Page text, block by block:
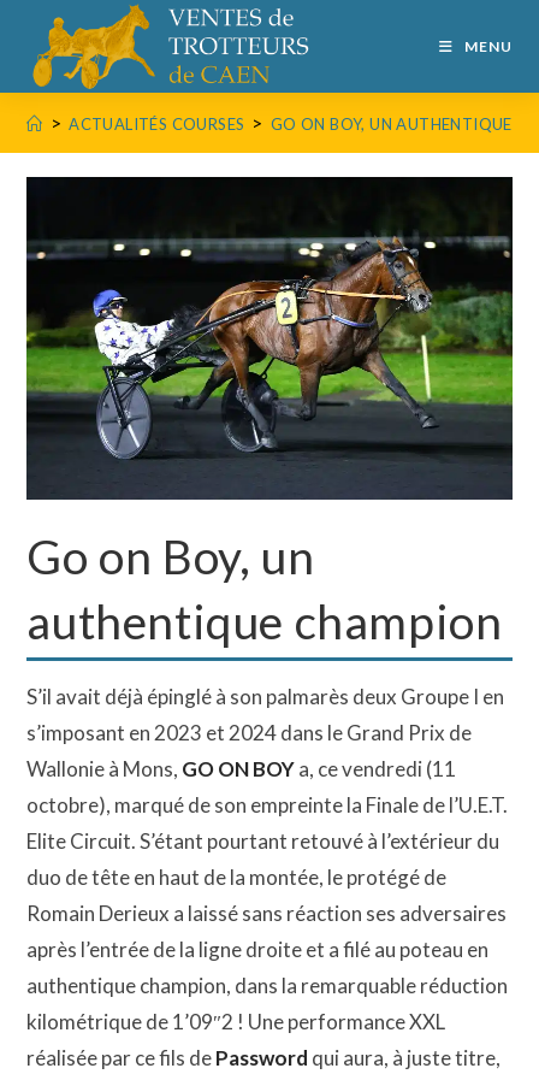
MENU
> ACTUALITÉS COURSES > GO ON BOY, UN AUTHENTIQUE
Go on Boy, un
authentique champion
S’il avait déjà épinglé à son palmarès deux Groupe I en
s’imposant en 2023 et 2024 dans le Grand Prix de
Wallonie à Mons, GO ON BOYa, ce vendredi (11
octobre), marqué de son empreinte la Finale de l’U.E.T.
Elite Circuit. S’étant pourtant retouvé à l’extérieur du
duo de tête en haut de la montée, le protégé de
Romain Derieux a laissé sans réaction ses adversaires
après l’entrée de la ligne droite et a filé au poteau en
authentique champion, dans la remarquable réduction
kilométrique de 1’09″2 ! Une performance XXL
réalisée par ce fils dePassword qui aura, à juste titre,